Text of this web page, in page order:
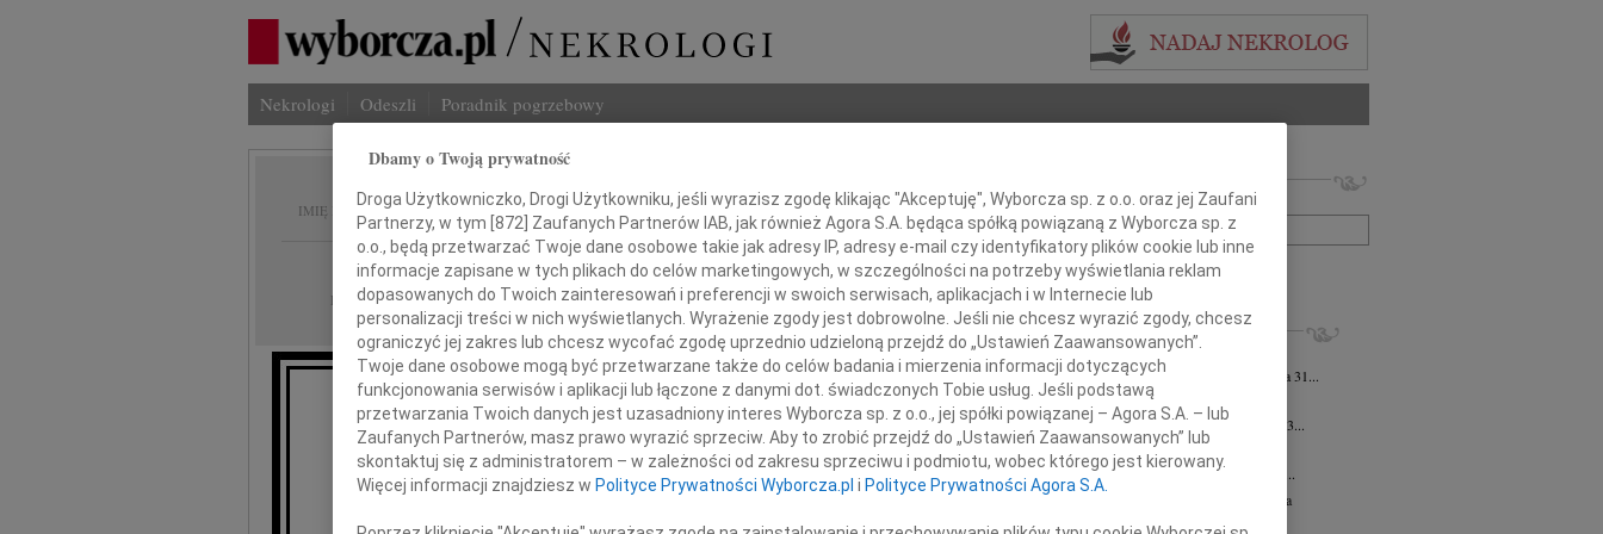
Nekrologi Odeszli Poradnik pogrzebowy
IMIĘ I NAZWISKO: Barbara Parnas
REGION: cała Polska
DATA EMISJI: 07.01.2012
Z żalem zawiadamiamy,
że 4 stycznia 2012 roku w Człuchowie
odeszła nasza kochana
Imię i nazwisko lub numer ogłoszenia:
+ szukanie zaawansowane
INNE NEKROLOGI
Marek Pliszkiewicz 07.08.2026
Z głębokim smutkiem zawiadamiamy, że dnia 31...
Tadeusz Kotłowski 07.08.2026
Z wielkim smutkiem zawiadamiamy, że dnia 3...
Eugeniusz Butruk
07.08.2026
Żegnamy z poczuciem nieodżałowanej straty...
Andrzej Morozowski
cała Polska
Dnia 4 sierpnia 2026 roku zmarł Andrzej...
Dbamy o Twoją prywatność
Droga Użytkowniczko, Drogi Użytkowniku, jeśli wyrazisz zgodę klikając "Akceptuję", Wyborcza sp. z o.o. oraz jej Zaufani
Partnerzy, w tym [872] Zaufanych Partnerów IAB, jak również Agora S.A. będąca spółką powiązaną z Wyborcza sp. z
o.o., będą przetwarzać Twoje dane osobowe takie jak adresy IP, adresy e-mail czy identyfikatory plików cookie lub inne
informacje zapisane w tych plikach do celów marketingowych, w szczególności na potrzeby wyświetlania reklam
dopasowanych do Twoich zainteresowań i preferencji w swoich serwisach, aplikacjach i w Internecie lub
personalizacji treści w nich wyświetlanych. Wyrażenie zgody jest dobrowolne. Jeśli nie chcesz wyrazić zgody, chcesz
ograniczyć jej zakres lub chcesz wycofać zgodę uprzednio udzieloną przejdź do „Ustawień Zaawansowanych”.
Twoje dane osobowe mogą być przetwarzane także do celów badania i mierzenia informacji dotyczących
funkcjonowania serwisów i aplikacji lub łączone z danymi dot. świadczonych Tobie usług. Jeśli podstawą
przetwarzania Twoich danych jest uzasadniony interes Wyborcza sp. z o.o., jej spółki powiązanej – Agora S.A. – lub
Zaufanych Partnerów, masz prawo wyrazić sprzeciw. Aby to zrobić przejdź do „Ustawień Zaawansowanych” lub
skontaktuj się z administratorem – w zależności od zakresu sprzeciwu i podmiotu, wobec którego jest kierowany.
Więcej informacji znajdziesz w Polityce Prywatności Wyborcza.pl i Polityce Prywatności Agora S.A.